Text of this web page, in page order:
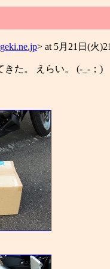
> at 5月21日(火
きた。 えらい。 (-_-；)